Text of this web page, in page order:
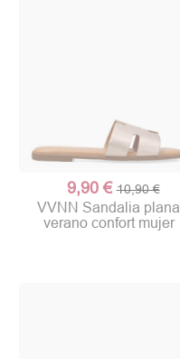
9,90 € 10,90 €
VVNN Sandalia plana
verano confort mujer